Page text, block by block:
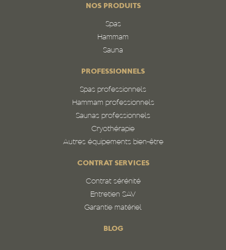
NOS PRODUITS
Spas
Hammam
Sauna
PROFESSIONNELS
Spas professionnels
Hammam professionnels
Saunas professionnels
Cryothérapie
Autres équipements bien-être
CONTRAT SERVICES
Contrat sérénité
Entretien SAV
Garantie matériel
BLOG